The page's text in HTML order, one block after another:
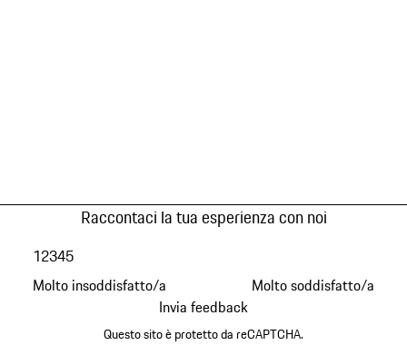
Raccontaci la tua esperienza con noi
Molto insoddisfatto/a
12345
Molto soddisfatto/a
Invia feedback
Questo sito è protetto da reCAPTCHA.